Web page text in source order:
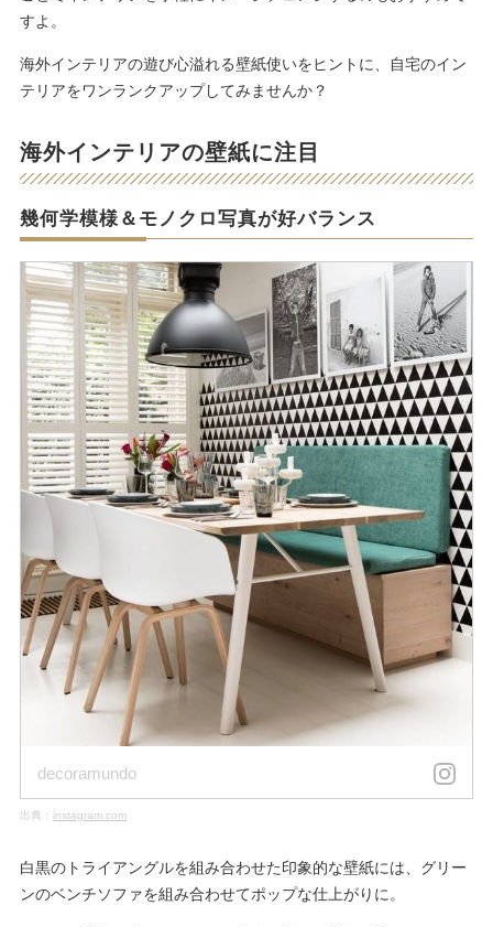
すよ。
海外インテリアの遊び心溢れる壁紙使いをヒントに、自宅のイン
テリアをワンランクアップしてみませんか？
海外インテリアの壁紙に注目
幾何学模様＆モノクロ写真が好バランス
decoramundo
出典： instagram.com
白黒のトライアングルを組み合わせた印象的な壁紙には、グリー
ンのベンチソファを組み合わせてポップな仕上がりに。